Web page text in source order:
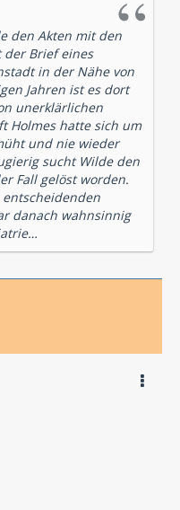
den Akten mit den
der Brief eines
in der Nähe von
Jahren ist es dort
unerklärlichen
Holmes hatte sich um
und nie wieder
sucht Wilde den
Fall gelöst worden.
danach wahnsinnig